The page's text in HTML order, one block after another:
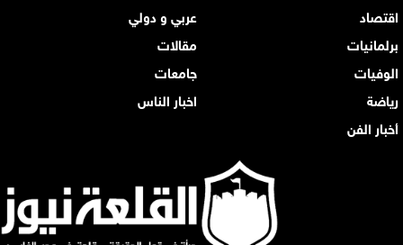
اقتصاد
عربي و دولي
برلمانيات
مقالات
الوفيات
جامعات
رياضة
اخبار الناس
أخبار الفن